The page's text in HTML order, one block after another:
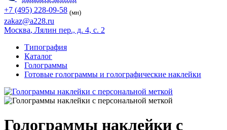
+7 (495) 228-09-58 (мн)
zakaz@a228.ru
Москва, Лялин пер., д. 4, с. 2
Типография
Каталог
Голограммы
Готовые голограммы и голографические наклейки
Голограммы наклейки с